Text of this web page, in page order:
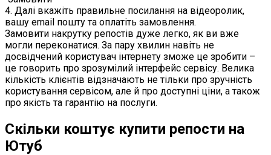
4. Далі вкажіть правильне посилання на відеоролик,
вашу email пошту та оплатіть замовлення.
Замовити накрутку репостів дуже легко, як ви вже
могли переконатися. За пару хвилин навіть не
досвідчений користувач інтернету зможе це зробити –
це говорить про зрозумілий інтерфейс сервісу. Велика
кількість клієнтів відзначають не тільки про зручність
користування сервісом, але й про доступні ціни, а також
про якість та гарантію на послуги.
Скільки коштує купити репости на
Ютуб